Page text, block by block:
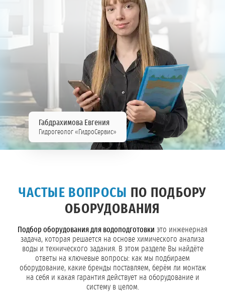
Габдрахимова Евгения
Гидрогеолог «ГидроСервис»
ЧАСТЫЕ ВОПРОСЫ
ПО ПОДБОРУ
ОБОРУДОВАНИЯ
Подбор оборудования для водоподготовки это инженерная
задача, которая решается на основе химического анализа
воды и технического задания. В этом разделе Вы найдёте
ответы на ключевые вопросы: как мы подбираем
оборудование, какие бренды поставляем, берём ли монтаж
на себя и какая гарантия действует на оборудование и
систему в целом.